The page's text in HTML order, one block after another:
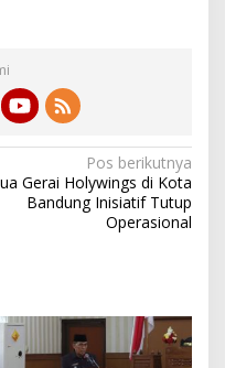
Pos berikutnya
Gerai Holywings di Kota
Bandung Inisiatif Tutup
Operasional